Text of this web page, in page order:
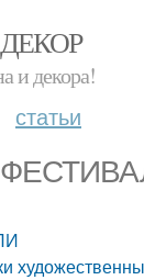
и декора!
статьи